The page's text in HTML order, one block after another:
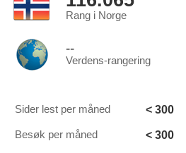
Rang i Norge
--
Verdens-rangering
Sider lest per måned < 300
Besøk per måned < 300